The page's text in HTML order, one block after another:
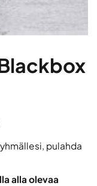
pulahda
alla olevaa